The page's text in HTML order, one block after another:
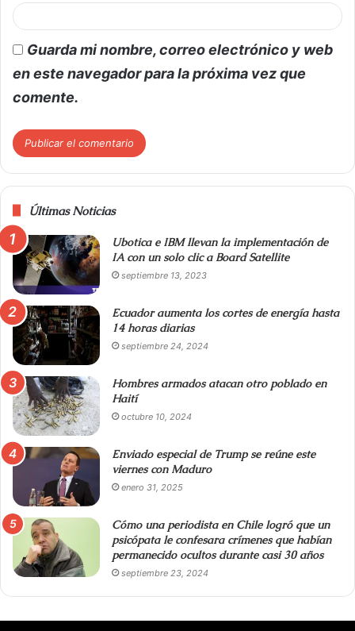
Guarda mi nombre, correo electrónico y web
en este navegador para la próxima vez que
comente.
Últimas Noticias
Ubotica e IBM llevan la implementación de
IA con un solo clic a Board Satellite
septiembre 13, 2023
Ecuador aumenta los cortes de energía hasta
14 horas diarias
septiembre 24, 2024
Hombres armados atacan otro poblado en
Haití
octubre 10, 2024
Enviado especial de Trump se reúne este
viernes con Maduro
enero 31, 2025
Cómo una periodista en Chile logró que un
psicópata le confesara crímenes que habían
permanecido ocultos durante casi 30 años
septiembre 23, 2024